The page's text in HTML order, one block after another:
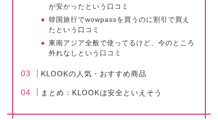
が安かったという口コミ
韓国旅行でwowpassを買うのに割引で買え
たという口コミ
東南アジア全般で使ってるけど、今のところ
外れなしという口コミ
KLOOKの人気・おすすめ商品
まとめ：KLOOKは安全といえそう